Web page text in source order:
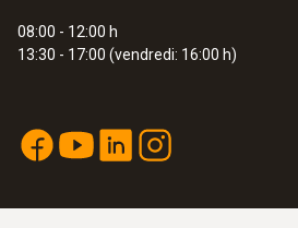
08:00 - 12:00 h
13:30 - 17:00 (vendredi: 16:00 h)